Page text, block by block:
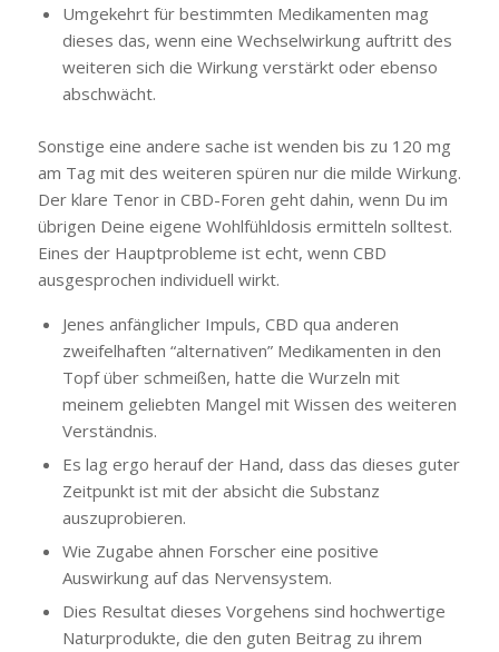
Umgekehrt für bestimmten Medikamenten mag
dieses das, wenn eine Wechselwirkung auftritt des
weiteren sich die Wirkung verstärkt oder ebenso
abschwächt.
Sonstige eine andere sache ist wenden bis zu 120 mg
am Tag mit des weiteren spüren nur die milde Wirkung.
Der klare Tenor in CBD-Foren geht dahin, wenn Du im
übrigen Deine eigene Wohlfühldosis ermitteln solltest.
Eines der Hauptprobleme ist echt, wenn CBD
ausgesprochen individuell wirkt.
Jenes anfänglicher Impuls, CBD qua anderen
zweifelhaften “alternativen” Medikamenten in den
Topf über schmeißen, hatte die Wurzeln mit
meinem geliebten Mangel mit Wissen des weiteren
Verständnis.
Es lag ergo herauf der Hand, dass das dieses guter
Zeitpunkt ist mit der absicht die Substanz
auszuprobieren.
Wie Zugabe ahnen Forscher eine positive
Auswirkung auf das Nervensystem.
Dies Resultat dieses Vorgehens sind hochwertige
Naturprodukte, die den guten Beitrag zu ihrem